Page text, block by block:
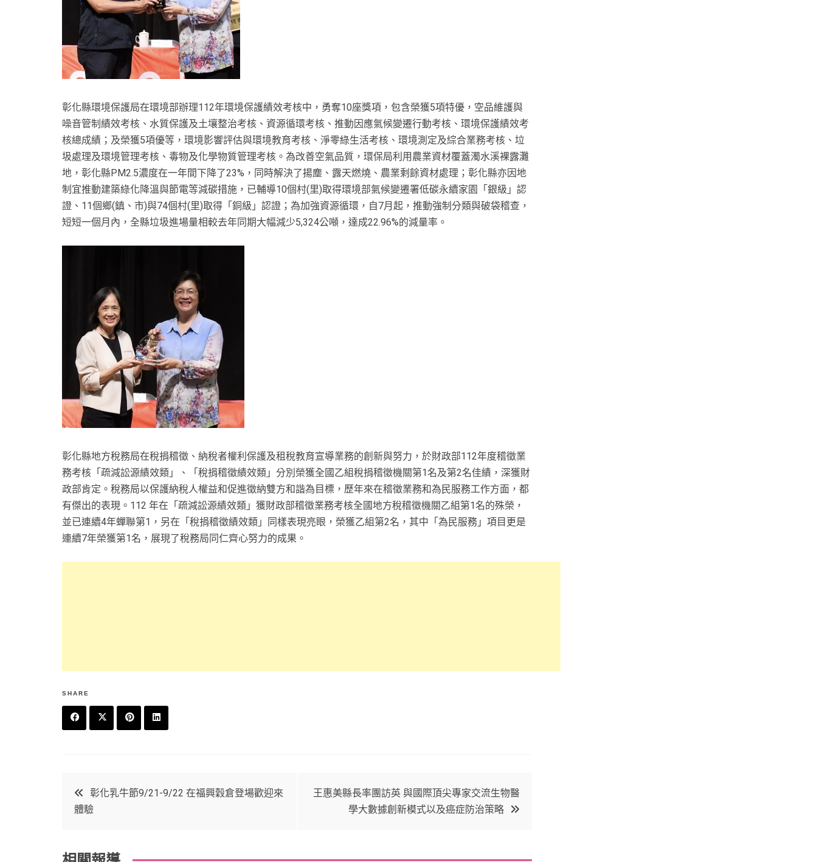
彰化縣環境保護局在環境部辦理112年環境保護績效考核中，勇奪10座獎項，包含榮獲5項特優，空品維護與
噪音管制績效考核、水質保護及土壤整治考核、資源循環考核、推動因應氣候變遷行動考核、環境保護績效考
核總成績；及榮獲5項優等，環境影響評估與環境教育考核、淨零綠生活考核、環境測定及綜合業務考核、垃
圾處理及環境管理考核、毒物及化學物質管理考核。為改善空氣品質，環保局利用農業資材覆蓋濁水溪裸露灘
地，彰化縣PM2.5濃度在一年間下降了23%，同時解決了揚塵、露天燃燒、農業剩餘資材處理；彰化縣亦因地
制宜推動建築綠化降溫與節電等減碳措施，已輔導10個村(里)取得環境部氣候變遷署低碳永續家園「銀級」認
證、11個鄉(鎮、市)與74個村(里)取得「銅級」認證；為加強資源循環，自7月起，推動強制分類與破袋稽查，
短短一個月內，全縣垃圾進場量相較去年同期大幅減少5,324公噸，達成22.96%的減量率。
彰化縣地方稅務局在稅捐稽徵、納稅者權利保護及租稅教育宣導業務的創新與努力，於財政部112年度稽徵業
務考核「疏減訟源績效類」、「稅捐稽徵績效類」分別榮獲全國乙組稅捐稽徵機關第1名及第2名佳績，深獲財
政部肯定。稅務局以保護納稅人權益和促進徵納雙方和諧為目標，歷年來在稽徵業務和為民服務工作方面，都
有傑出的表現。112 年在「疏減訟源績效類」獲財政部稽徵業務考核全國地方稅稽徵機關乙組第1名的殊榮，
並已連續4年蟬聯第1，另在「稅捐稽徵績效類」同樣表現亮眼，榮獲乙組第2名，其中「為民服務」項目更是
連續7年榮獲第1名，展現了稅務局同仁齊心努力的成果。
SHARE
t
e
e
文
章
導
彰化乳牛節9/21-9/22 在福興穀倉登場歡迎來
體驗
王惠美縣長率團訪英 與國際頂尖專家交流生物醫
學大數據創新模式以及癌症防治策略